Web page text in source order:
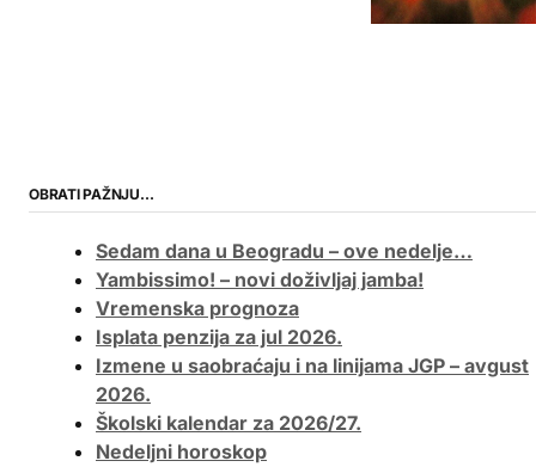
OBRATI PAŽNJU…
Sedam dana u Beogradu – ove nedelje…
Yambissimo! – novi doživljaj jamba!
Vremenska prognoza
Isplata penzija za jul 2026.
Izmene u saobraćaju i na linijama JGP – avgust
2026.
Školski kalendar za 2026/27.
Nedeljni horoskop